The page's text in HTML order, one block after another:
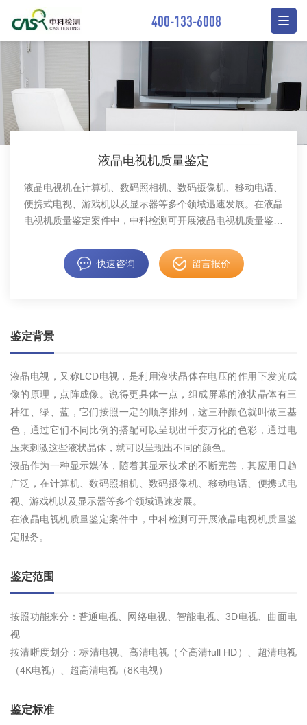
400-133-6008
液晶电视机质量鉴定
液晶电视机在计算机、数码照相机、数码摄像机、移动电话、
便携式电视、游戏机以及显示器等多个领域迅速发展。在液晶
电视机质量鉴定案件中，中科检测可开展液晶电视机质量鉴定
快速咨询 留言报价
鉴定背景
液晶电视，又称LCD电视，是利用液状晶体在电压的作用下发光成
像的原理，点阵成像。说得更具体一点，组成屏幕的液状晶体有三
种红、绿、蓝，它们按照一定的顺序排列，这三种颜色就叫做三基
色，通过它们不同比例的搭配可以呈现出千变万化的色彩，通过电
压来刺激这些液状晶体，就可以呈现出不同的颜色。
液晶作为一种显示媒体，随着其显示技术的不断完善，其应用日趋
广泛，在计算机、数码照相机、数码摄像机、移动电话、便携式电
视、游戏机以及显示器等多个领域迅速发展。
在液晶电视机质量鉴定案件中，中科检测可开展液晶电视机质量鉴
定服务。
鉴定范围
按照功能来分：普通电视、网络电视、智能电视、3D电视、曲面电
视
按清晰度划分：标清电视、高清电视（全高清full HD）、超清电视
（4K电视）、超高清电视（8K电视）
鉴定标准